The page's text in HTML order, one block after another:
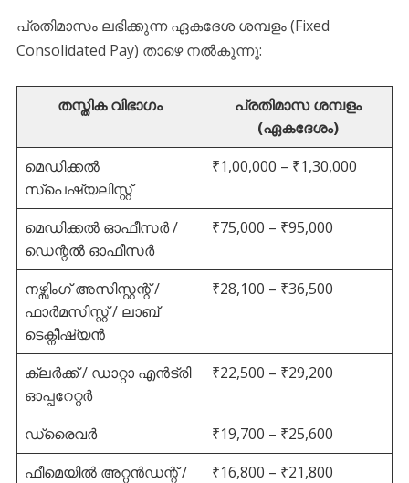
​പ്രതിമാസം ലഭിക്കുന്ന ഏകദേശ ശമ്പളം (Fixed
Consolidated Pay) താഴെ നൽകുന്നു:
തസ്തിക വിഭാഗം
പ്രതിമാസ ശമ്പളം
(ഏകദേശം)
മെഡിക്കൽ
സ്പെഷ്യലിസ്റ്റ്
₹1,00,000 – ₹1,30,000
മെഡിക്കൽ ഓഫീസർ /
ഡെന്റൽ ഓഫീസർ
₹75,000 – ₹95,000
നഴ്സിംഗ് അസിസ്റ്റന്റ് /
ഫാർമസിസ്റ്റ് / ലാബ്
ടെക്നീഷ്യൻ
₹28,100 – ₹36,500
ക്ലർക്ക് / ഡാറ്റാ എൻട്രി
ഓപ്പറേറ്റർ
₹22,500 – ₹29,200
ഡ്രൈവർ
₹19,700 – ₹25,600
ഫീമെയിൽ അറ്റൻഡന്റ് /
₹16,800 – ₹21,800